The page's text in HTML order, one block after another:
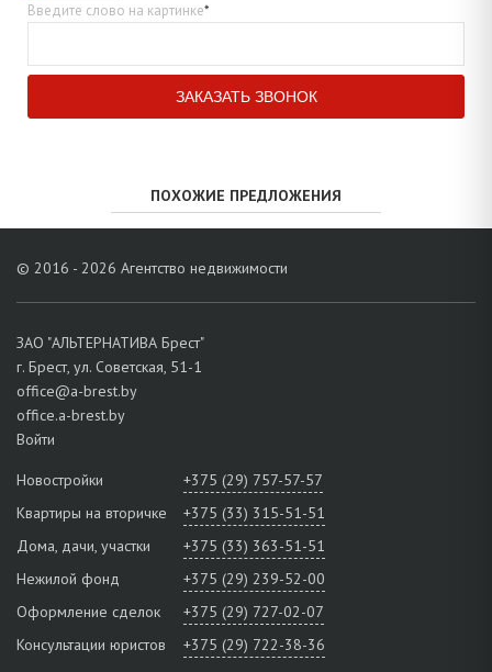
Введите слово на картинке*
ПОХОЖИЕ ПРЕДЛОЖЕНИЯ
© 2016 - 2026 Агентство недвижимости
ЗАО "АЛЬТЕРНАТИВА Брест"
г. Брест, ул. Советская, 51-1
office@a-brest.by
office.a-brest.by
Войти
Новостройки
+375 (29) 757-57-57
Квартиры на вторичке
+375 (33) 315-51-51
Дома, дачи, участки
+375 (33) 363-51-51
Нежилой фонд
+375 (29) 239-52-00
Оформление сделок
+375 (29) 727-02-07
Консультации юристов
+375 (29) 722-38-36